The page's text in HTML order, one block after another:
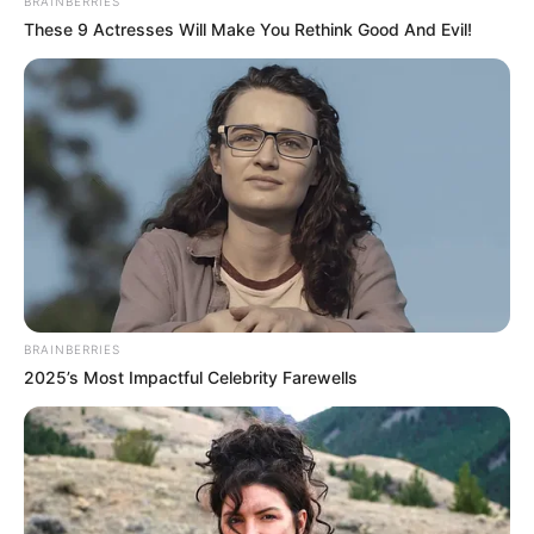
Baca juga: Ada Rekomendasi Dokter, 10 Iklan Rokok Zaman
1. Tak hanya tubuh Matt Gone, bagian putih pada
bola mata diberi tinta hijau dan satunya warna biru
These 9 Actresses Will Make You Rethink Good And Evil!
BRAINBERRIES
2025’s Most Impactful Celebrity Farewells